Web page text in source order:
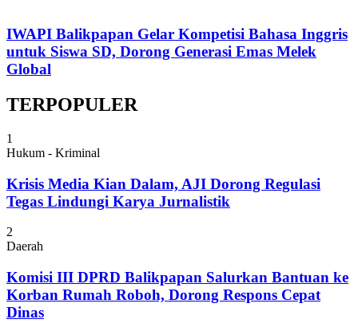
IWAPI Balikpapan Gelar Kompetisi Bahasa Inggris
untuk Siswa SD, Dorong Generasi Emas Melek
Global
TERPOPULER
1
Hukum - Kriminal
Krisis Media Kian Dalam, AJI Dorong Regulasi
Tegas Lindungi Karya Jurnalistik
2
Daerah
Komisi III DPRD Balikpapan Salurkan Bantuan ke
Korban Rumah Roboh, Dorong Respons Cepat
Dinas